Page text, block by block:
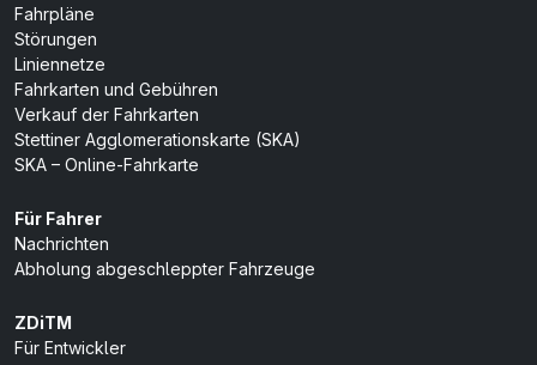
Fahrpläne
Störungen
Liniennetze
Fahrkarten und Gebühren
Verkauf der Fahrkarten
Stettiner Agglomerationskarte (SKA)
SKA – Online-Fahrkarte
Für Fahrer
Nachrichten
Abholung abgeschleppter Fahrzeuge
ZDiTM
Für Entwickler